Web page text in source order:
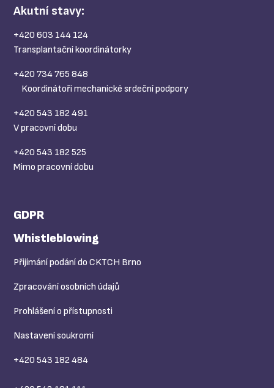
Akutní stavy:
+420 603 144 124
Transplantační koordinátorky
+420 734 765 848
Koordinátoři mechanické srdeční podpory
+420 543 182 491
V pracovní dobu
+420 543 182 525
Mimo pracovní dobu
GDPR
Whistleblowing
Přijímání podání do CKTCH Brno
Zpracování osobních údajů
Prohlášení o přístupnosti
Nastavení soukromí
+420 543 182 484